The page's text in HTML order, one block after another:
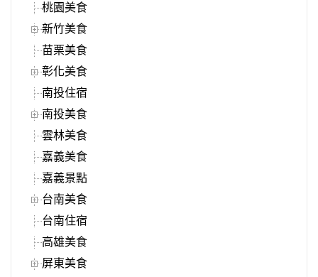
桃園美食
新竹美食
苗栗美食
彰化美食
南投住宿
南投美食
雲林美食
嘉義美食
嘉義景點
台南美食
台南住宿
高雄美食
屏東美食